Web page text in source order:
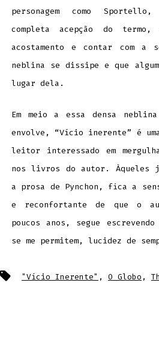
personagem como
completa acepção do
acostamento e contar com a
neblina se dissipe e que
lugar dela.
Em meio a essa densa
envolve, “Vício inerente” é
leitor interessado em
nos livros do autor. Àqueles
a prosa de Pynchon, fica a
e reconfortante de que o
poucos anos, segue escrevendo
se me permitem, lucidez de
Tags "Vício Inerente" , O Globo ,